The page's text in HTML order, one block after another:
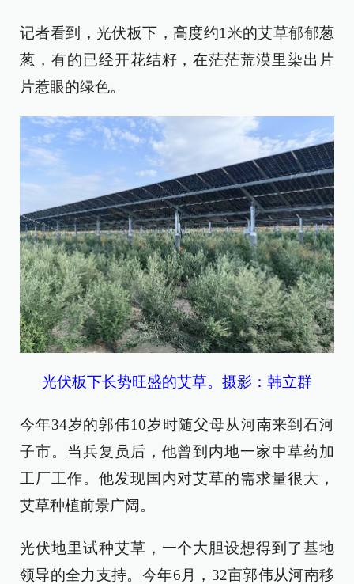
记者看到，光伏板下，高度约1米的艾草郁郁葱
葱，有的已经开花结籽，在茫茫荒漠里染出片
片惹眼的绿色。
光伏板下长势旺盛的艾草。摄影：韩立群
今年34岁的郭伟10岁时随父母从河南来到石河
子市。当兵复员后，他曾到内地一家中草药加
工厂工作。他发现国内对艾草的需求量很大，
艾草种植前景广阔。
光伏地里试种艾草，一个大胆设想得到了基地
领导的全力支持。今年6月，32亩郭伟从河南移